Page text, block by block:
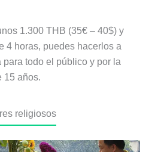
1.300 THB (35€ – 40$) y
4 horas, puedes hacerlos a
todo el público y por la
15 años.
religiosos